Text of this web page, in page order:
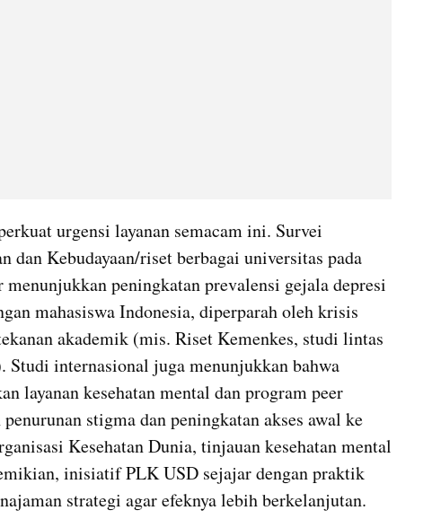
urgensi layanan semacam ini. Survei
dan Kebudayaan/riset berbagai universitas pada
menunjukkan peningkatan prevalensi gejala depresi
mahasiswa Indonesia, diperparah oleh krisis
akademik (mis. Riset Kemenkes, studi lintas
Studi internasional juga menunjukkan bahwa
layanan kesehatan mental dan program peer
stigma dan peningkatan akses awal ke
Kesehatan Dunia, tinjauan kesehatan mental
inisiatif PLK USD sejajar dengan praktik
strategi agar efeknya lebih berkelanjutan.